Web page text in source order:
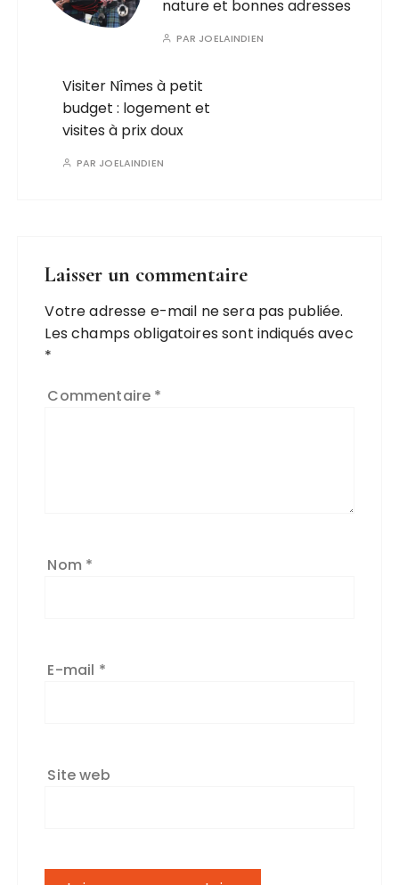
nature et bonnes adresses
PAR JOELAINDIEN
Visiter Nîmes à petit
budget : logement et
visites à prix doux
PAR JOELAINDIEN
Laisser un commentaire
Votre adresse e-mail ne sera pas publiée.
Les champs obligatoires sont indiqués avec
*
Commentaire *
Nom *
E-mail *
Site web